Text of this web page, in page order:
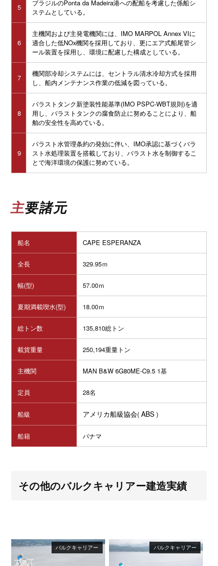
5
ブラジルのPonta da Madeira港への配船を考慮した係船シ
ステムとしている。
6
主機関および主発電機関には、IMO MARPOL Annex VIに
適合した低NOx機関を採用しており、更にエア式船尾管シ
ール装置を採用し、環境に配慮した構成としている。
7
機関部冷却システムには、セントラル清水冷却方式を採用
し、船内メンテナンス作業の低減を図っている。
8
バラストタンク新塗装性能基準(IMO PSPC-WBT規則)を適
用し、バラストタンクの腐食防止に努めることにより、船
舶の安全性を高めている。
9
バラスト水管理条約の発効に伴い、IMO承認に基づくバラ
スト水処理装置を搭載しており、バラスト水を制御するこ
とで海洋環境の保護に努めている。
主要諸元
船名 CAPE ESPERANZA
全長 329.95ｍ
幅(型) 57.00ｍ
夏期満載喫水(型) 18.00ｍ
総トン数 135,810総トン
載貨重量 250,194重量トン
主機関 MAN B&W 6G80ME-C9.5 1基
定員 28名
船級 アメリカ船級協会( ABS )
船籍 パナマ
その他のバルクキャリアー建造実績